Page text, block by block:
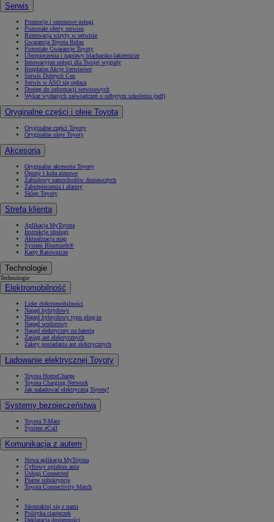
Serwis
Promocje i sezonowe usługi
Pozostałe oferty serwisu
Rezerwacja wizyty w serwisie
Gwarancja Toyota Relax
Pozostałe Gwarancje Toyoty
Ubezpieczenia i naprawy blacharsko-lakiernicze
Innowacyjne usługi dla Twojej wygody
Bezpłatne Akcje Serwisowe
Serwis Dobrych Cen
Serwis w ASO się opłaca
Dostęp do informacji serwisowych
Wykaz wydanych zaświadczeń o odbytym szkoleniu (pdf)
Oryginalne części i oleje Toyota
Oryginalne części Toyoty
Oryginalne oleje Toyoty
Akcesoria
Oryginalne akcesoria Toyoty
Opony i koła zimowe
Zabudowy samochodów dostawczych
Zabezpieczenia i alarmy
Sklep Toyoty
Strefa klienta
Aplikacja MyToyota
Instrukcje obsługi
Aktualizacja map
System Bluetooth®
Karty Ratownicze
Technologie
Technologie
Elektromobilność
Lider elektromobilności
Napęd hybrydowy
Napęd hybrydowy typu plug-in
Napęd wodorowy
Napęd elektryczny na baterię
Zasięg aut elektrycznych
Zalety posiadania aut elektrycznych
Ładowanie elektrycznej Toyoty
Toyota HomeCharge
Toyota Charging Network
Jak naładować elektryczną Toyotę?
Systemy bezpieczeństwa
Toyota T-Mate
System eCall
Komunikacja z autem
Nowa aplikacja MyToyota
Cyfrowy opiekun auta
Usługi Connected
Płatne subskrypcje
Toyota Connectivity Match
Skontaktuj się z nami
Polityka ciasteczek
Deklaracja dostępności